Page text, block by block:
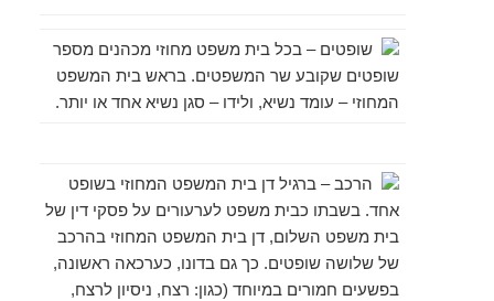
שופטים – בכל בית משפט מחוזי מכהנים מספר
שופטים שקובע שר המשפטים. בראש בית המשפט
המחוזי – עומד נשיא, ולידו – סגן נשיא אחד או יותר.
הרכב – ברגיל דן בית המשפט המחוזי בשופט
אחד. בשבתו כבית משפט לערעורים על פסקי דין של
בית משפט השלום, דן בית המשפט המחוזי בהרכב
של שלושה שופטים. כך גם בדונו, כערכאה ראשונה,
בפשעים חמורים במיוחד (כגון: רצח, ניסיון לרצח,